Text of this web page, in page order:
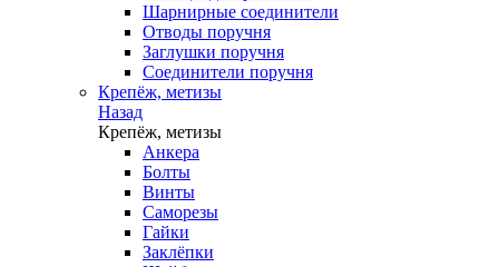
Шарнирные соединители
Отводы поручня
Заглушки поручня
Соединители поручня
Крепёж, метизы
Назад
Крепёж, метизы
Анкера
Болты
Винты
Саморезы
Гайки
Заклёпки